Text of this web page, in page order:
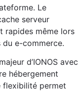
Le
serveur
rapides même lors
e-commerce.
d’IONOS avec
hébergement
flexibilité permet